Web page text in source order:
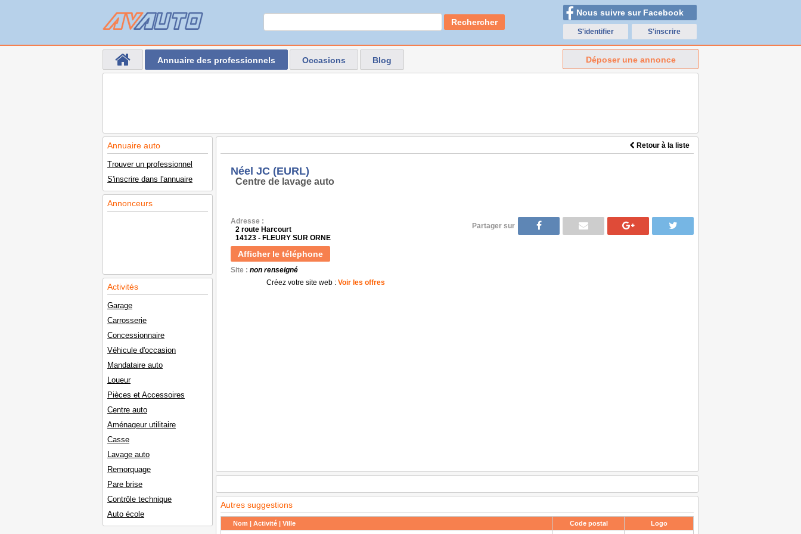
Rechercher
Nous suivre sur Facebook
S'identifier S'inscrire
Annuaire des professionnels Occasions Blog Déposer une annonce
Annuaire auto
Trouver un professionnel
S'inscrire dans l'annuaire
Annonceurs
Activités
Garage
Carrosserie
Concessionnaire
Véhicule d'occasion
Mandataire auto
Loueur
Pièces et Accessoires
Centre auto
Aménageur utilitaire
Casse
Lavage auto
Remorquage
Pare brise
Contrôle technique
Auto école
Retour à la liste
Néel JC (EURL)
Centre de lavage auto
Adresse :
2 route Harcourt
14123 - FLEURY SUR ORNE
Afficher le téléphone
Site : non renseigné
Créez votre site web : Voir les offres
Partager sur
Autres suggestions
Nom | Activité | Ville Code postal Logo